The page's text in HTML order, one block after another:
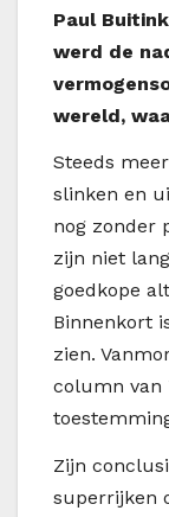
Paul
werd de
wereld,
Steeds
slinken en
nog zonder
zijn niet
goedkope
Binnenkort
zien.
column van
Zijn
superrijken